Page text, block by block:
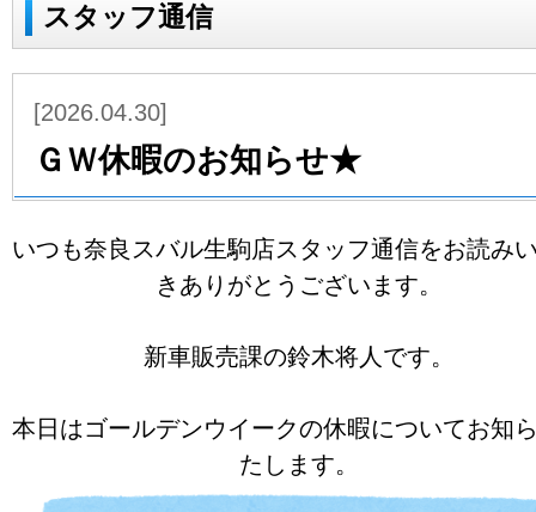
スタッフ通信
[2026.04.30]
ＧＷ休暇のお知らせ★
いつも奈良スバル生駒店スタッフ通信をお読み
きありがとうございます。
新車販売課の鈴木将人です。
本日はゴールデンウイークの休暇についてお知
たします。